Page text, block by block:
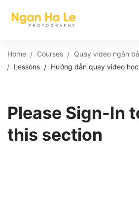
Home Courses
Quay video ngắn
Lessons
Hướng dẫn quay video
Please Sign-In
this section